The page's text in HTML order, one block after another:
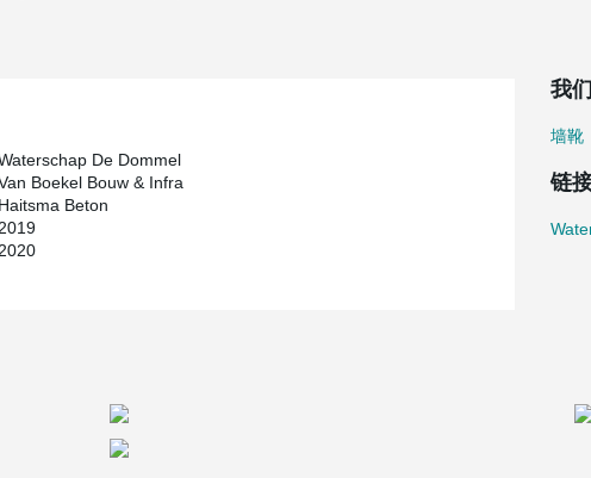
De Dommel
Boekel Bouw & Infra
Haitsma Beton
2019
2020
我
墙靴
链